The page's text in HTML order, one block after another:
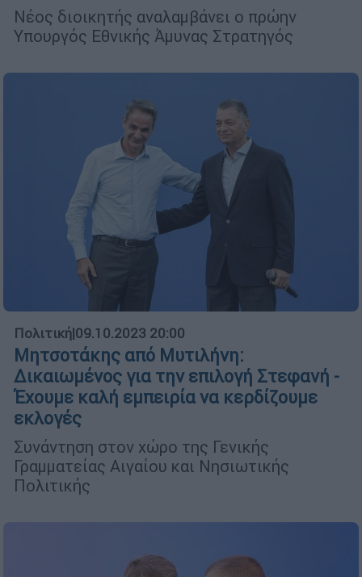
Νέος διοικητής αναλαμβάνει ο πρώην
Υπουργός Εθνικής Άμυνας Στρατηγός
Πολιτική|09.10.2023 20:00
Μητσοτάκης από Μυτιλήνη:
Δικαιωμένος για την επιλογή Στεφανή -
Έχουμε καλή εμπειρία να κερδίζουμε
εκλογές
Συνάντηση στον χώρο της Γενικής
Γραμματείας Αιγαίου και Νησιωτικής
Πολιτικής